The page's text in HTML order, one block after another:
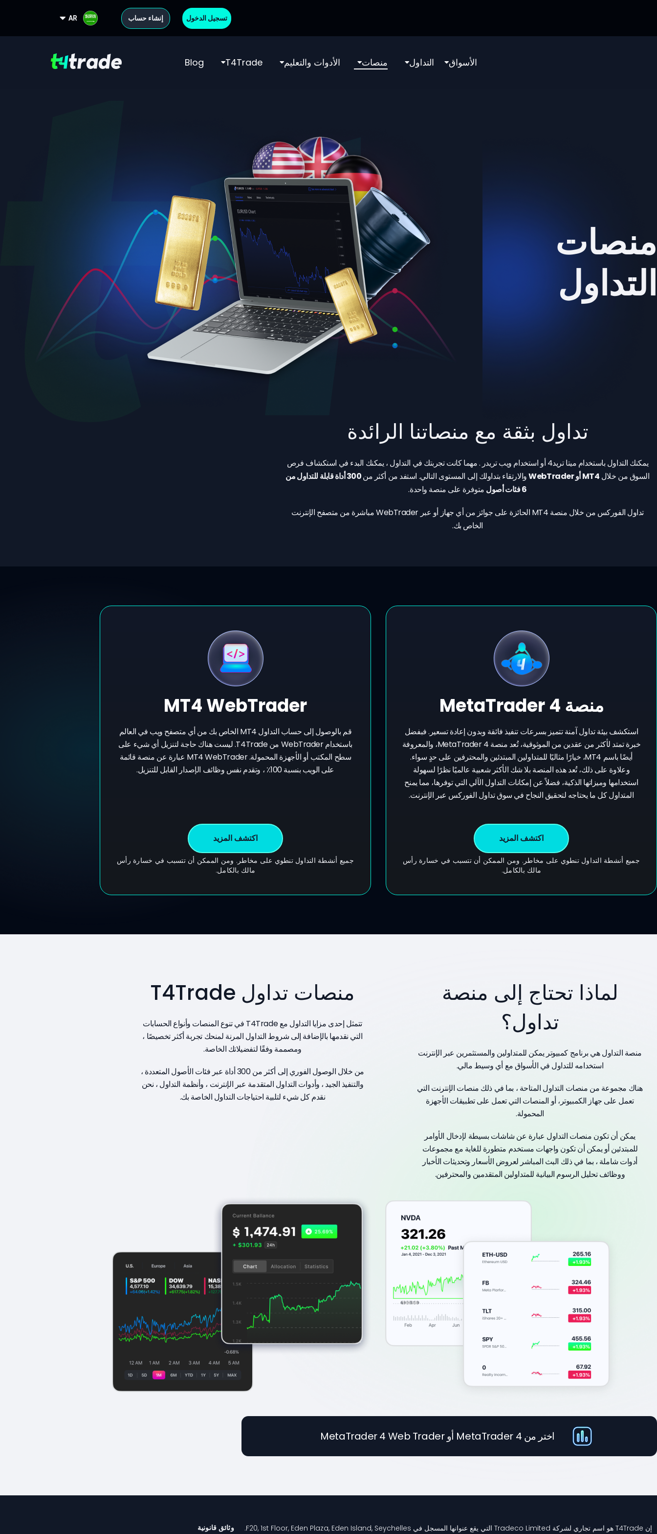
تسجيل الدخول إنشاء حساب AR
الأسواق التداول منصات الأدوات والتعليم T4Trade
Blog
منصات
التداول
تداول بثقة مع منصاتنا الرائدة
يمكنك التداول باستخدام ميتا تريد4 أو استخدام ويب تريدر . مهما كانت تجربتك في التداول ، يمكنك البدء في استكشاف فرص
السوق من خلال MT4 أو WebTrader والارتقاء بتداولك إلى المستوى التالي. استفد من أكثر من
300 أداة قابلة للتداول من
6 فئات أصول
متوفرة على منصة واحدة.
تداول الفوركس من خلال منصة MT4 الحائزة على جوائز من أي جهاز أو عبر WebTrader مباشرة من متصفح الإنترنت
الخاص بك.
منصة MetaTrader 4
استكشف بيئة تداول آمنة تتميز بسرعات تنفيذ فائقة وبدون إعادة تسعير. فبفضل
خبرة تمتد لأكثر من عقدين من الموثوقية، تُعد منصة MetaTrader 4، والمعروفة
أيضًا باسم MT4، خيارًا مثاليًا للمتداولين المبتدئين والمحترفين على حدٍ سواء.
وعلاوة على ذلك، تُعد هذه المنصة بلا شك الأكثر شعبية عالميًا نظرًا لسهولة
استخدامها وميزاتها الذكية، فضلاً عن إمكانات التداول الآلي التي توفرها، مما يمنح
المتداول كل ما يحتاجه لتحقيق النجاح في سوق تداول الفوركس عبر الإنترنت.
اكتشف المزيد
جميع أنشطة التداول تنطوي على مخاطر. ومن الممكن أن تتسبب في خسارة رأس
مالك بالكامل.
MT4 WebTrader
قم بالوصول إلى حساب التداول MT4 الخاص بك من أي متصفح ويب في العالم
باستخدام WebTrader من T4Trade. ليست هناك حاجة لتنزيل أي شيء على
سطح المكتب أو الأجهزة المحمولة. MT4 WebTrader عبارة عن منصة قائمة
على الويب بنسبة 100٪ ، وتقدم نفس وظائف الإصدار القابل للتنزيل.
اكتشف المزيد
جميع أنشطة التداول تنطوي على مخاطر. ومن الممكن أن تتسبب في خسارة رأس
مالك بالكامل.
لماذا تحتاج إلى منصة
تداول؟
منصة التداول هي برنامج كمبيوتر يمكن للمتداولين والمستثمرين عبر الإنترنت
استخدامه للتداول في الأسواق مع أي وسيط مالي.
هناك مجموعة من منصات التداول المتاحة ، بما في ذلك منصات الإنترنت التي
تعمل على جهاز الكمبيوتر، أو المنصات التي تعمل على تطبيقات الأجهزة
المحمولة.
يمكن أن تكون منصات التداول عبارة عن شاشات بسيطة لإدخال الأوامر
للمبتدئين أو يمكن أن تكون واجهات مستخدم متطورة للغاية مع مجموعات
أدوات شاملة ، بما في ذلك البث المباشر لعروض الأسعار وتحديثات الأخبار
ووظائف تحليل الرسوم البيانية للمتداولين المتقدمين والمحترفين.
منصات تداول T4Trade
تتمثل إحدى مزايا التداول مع T4Trade في تنوع المنصات وأنواع الحسابات
التي نقدمها بالإضافة إلى شروط التداول المرنة لمنحك تجربة أكثر تخصيصًا ،
ومصممة وفقًا لتفضيلاتك الخاصة.
من خلال الوصول الفوري إلى أكثر من 300 أداة عبر فئات الأصول المتعددة ،
والتنفيذ الجيد ، وأدوات التداول المتقدمة عبر الإنترنت ، وأنظمة التداول ، نحن
نقدم كل شيء لتلبية احتياجات التداول الخاصة بك.
اختر من MetaTrader 4 أو MetaTrader 4 Web Trader
إن T4Trade هو اسم تجاري لشركة Tradeco Limited التي يقع عنوانها المسجل في F20, 1st Floor, Eden Plaza, Eden Island, Seychelles. وثائق قانونية